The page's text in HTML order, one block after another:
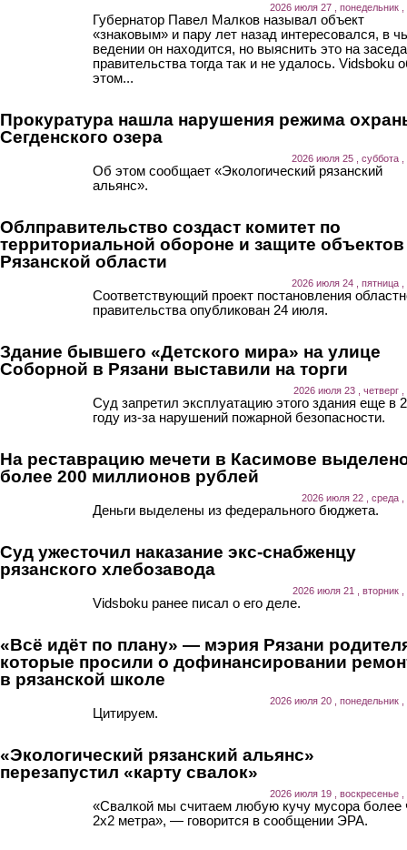
2026 июля 27 , понедельник ,
Губернатор Павел Малков называл объект
«знаковым» и пару лет назад интересовался, в
ведении он находится, но выяснить это на
правительства тогда так и не удалось. Vidsboku
этом...
Прокуратура нашла нарушения режима
Сегденского озера
2026 июля 25 , суббота ,
Об этом сообщает «Экологический рязанский
альянс».
Облправительство создаст комитет по
территориальной обороне и защите объектов
Рязанской области
2026 июля 24 , пятница ,
Соответствующий проект постановления
правительства опубликован 24 июля.
Здание бывшего «Детского мира» на улице
Соборной в Рязани выставили на торги
2026 июля 23 , четверг ,
Суд запретил эксплуатацию этого здания еще в
году из-за нарушений пожарной безопасности.
На реставрацию мечети в Касимове
более 200 миллионов рублей
2026 июля 22 , среда ,
Деньги выделены из федерального бюджета.
Суд ужесточил наказание экс-снабженцу
рязанского хлебозавода
2026 июля 21 , вторник ,
Vidsboku ранее писал о его деле.
«Всё идёт по плану» — мэрия Рязани
которые просили о дофинансировании
в рязанской школе
2026 июля 20 , понедельник ,
Цитируем.
«Экологический рязанский альянс»
перезапустил «карту свалок»
2026 июля 19 , воскресенье ,
«Свалкой мы считаем любую кучу мусора более
2х2 метра», — говорится в сообщении ЭРА.